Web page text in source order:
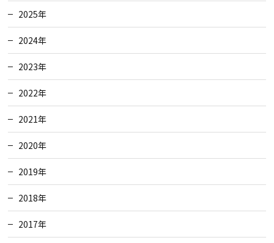
2025年
2024年
2023年
2022年
2021年
2020年
2019年
2018年
2017年